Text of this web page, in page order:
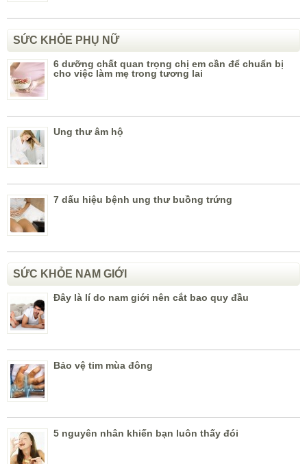
SỨC KHỎE PHỤ NỮ
6 dưỡng chất quan trọng chị em cần để chuẩn bị
cho việc làm mẹ trong tương lai
Ung thư âm hộ
7 dấu hiệu bệnh ung thư buồng trứng
SỨC KHỎE NAM GIỚI
Đây là lí do nam giới nên cắt bao quy đầu
Bảo vệ tim mùa đông
5 nguyên nhân khiến bạn luôn thấy đói